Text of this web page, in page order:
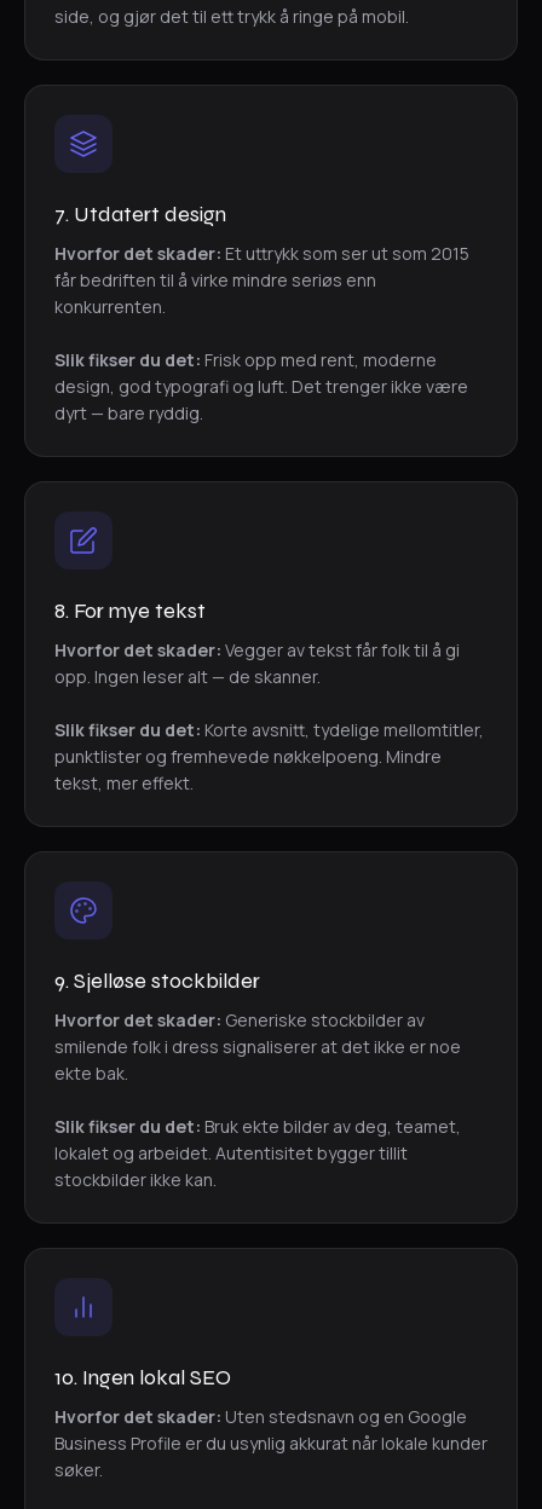
side, og gjør det til ett trykk å ringe på mobil.
7. Utdatert design
Hvorfor det skader: Et uttrykk som ser ut som 2015
får bedriften til å virke mindre seriøs enn
konkurrenten.
Slik fikser du det: Frisk opp med rent, moderne
design, god typografi og luft. Det trenger ikke være
dyrt — bare ryddig.
8. For mye tekst
Hvorfor det skader: Vegger av tekst får folk til å gi
opp. Ingen leser alt — de skanner.
Slik fikser du det: Korte avsnitt, tydelige mellomtitler,
punktlister og fremhevede nøkkelpoeng. Mindre
tekst, mer effekt.
9. Sjelløse stockbilder
Hvorfor det skader: Generiske stockbilder av
smilende folk i dress signaliserer at det ikke er noe
ekte bak.
Slik fikser du det: Bruk ekte bilder av deg, teamet,
lokalet og arbeidet. Autentisitet bygger tillit
stockbilder ikke kan.
10. Ingen lokal SEO
Hvorfor det skader: Uten stedsnavn og en Google
Business Profile er du usynlig akkurat når lokale kunder
søker.